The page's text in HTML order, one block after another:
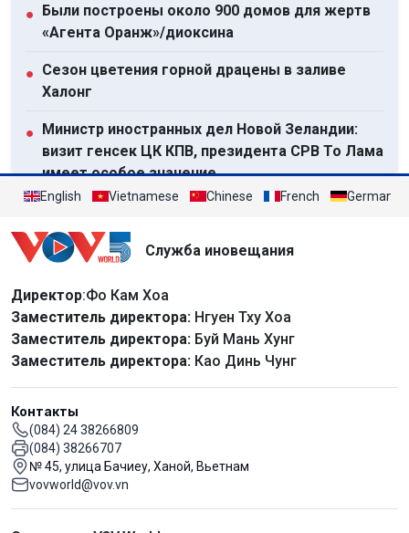
● Были построены около 900 домов для жертв
«Агента Оранж»/диоксина
● Сезон цветения горной драцены в заливе
Халонг
● Министр иностранных дел Новой Зеландии:
визит генсек ЦК КПВ, президента СРВ То Лама
имеет особое значение
для возвращающихся на Родину работников
одновременно бьют по Азии и Америке
Посмотреть все
English Vietnamese Chinese French German
Служба иновещания
Директор:Фо Кам Хоа
Заместитель директора: Нгуен Тху Хоа
Заместитель директора: Буй Мань Хунг
Заместитель директора: Као Динь Чунг
Контакты
(084) 24 38266809
(084) 38266707
№ 45, улица Бачиеу, Ханой, Вьетнам
vovworld@vov.vn